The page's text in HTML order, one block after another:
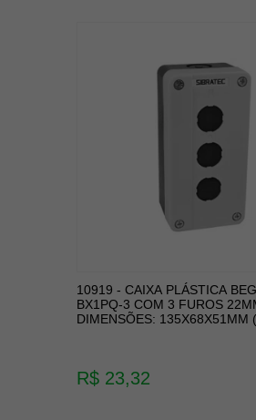
10919 - CAIXA PLÁSTICA
BX1PQ-3 COM 3 FUROS
DIMENSÕES: 135X68X51MM
R$ 23,32